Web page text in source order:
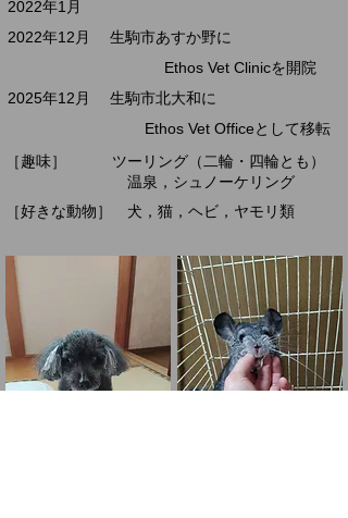
2022年1月
2022年12月 生駒市あすか野に
Ethos Vet Clinicを開院
2025年12月 生駒市北大和に
Ethos Vet Officeとして移転
［趣味］ ツーリング（二輪・四輪とも）
温泉，シュノーケリング
​［好きな動物］ 犬，猫，ヘビ，ヤモリ類